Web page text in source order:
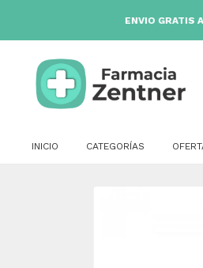
ENVIO GRATIS A TODO
INICIO CATEGORÍAS